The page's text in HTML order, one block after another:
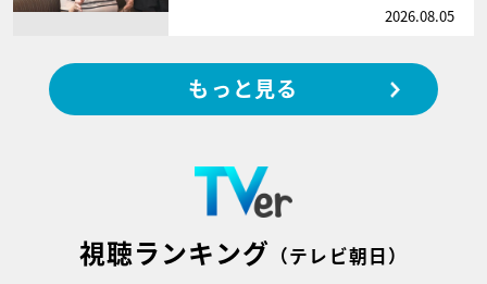
2026.08.05
もっと見る
視聴ランキング （テレビ朝日）